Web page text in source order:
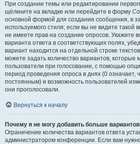
При создании темы или редактировании
щёлкните на вкладке или перейдите в форму
основной формой для создания сообщения, в
используемого стиля; если вы не видите такой
не имеете прав на создание опросов. Укажите
варианта ответа в соответствующих полях,
вариант находится на отдельной строке
можете задать количество вариантов, которые
пользователи при голосовании, с помощью
период проведения опроса в днях (0 означает,
постоянным) и возможность пользователей
они проголосовали.
Вернуться к началу
Почему я не могу добавить больше вариантов
Ограничение количества вариантов ответа
администратором конференции. Если вам